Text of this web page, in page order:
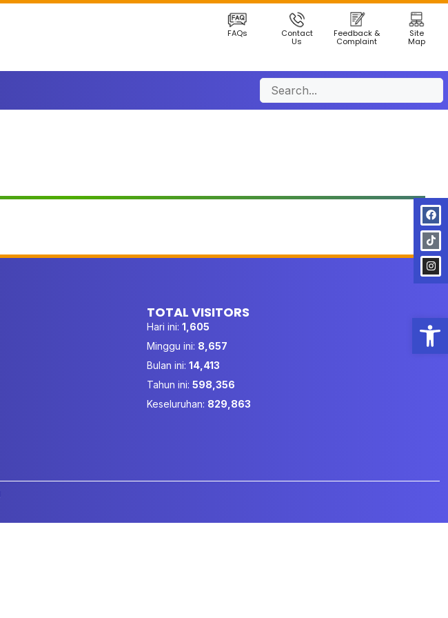
FAQs Contact
Us
Feedback &
Complaint
Site
Map
TOTAL VISITORS
Hari ini: 1,605
Minggu ini: 8,657
Bulan ini: 14,413
Tahun ini: 598,356
Keseluruhan: 829,863